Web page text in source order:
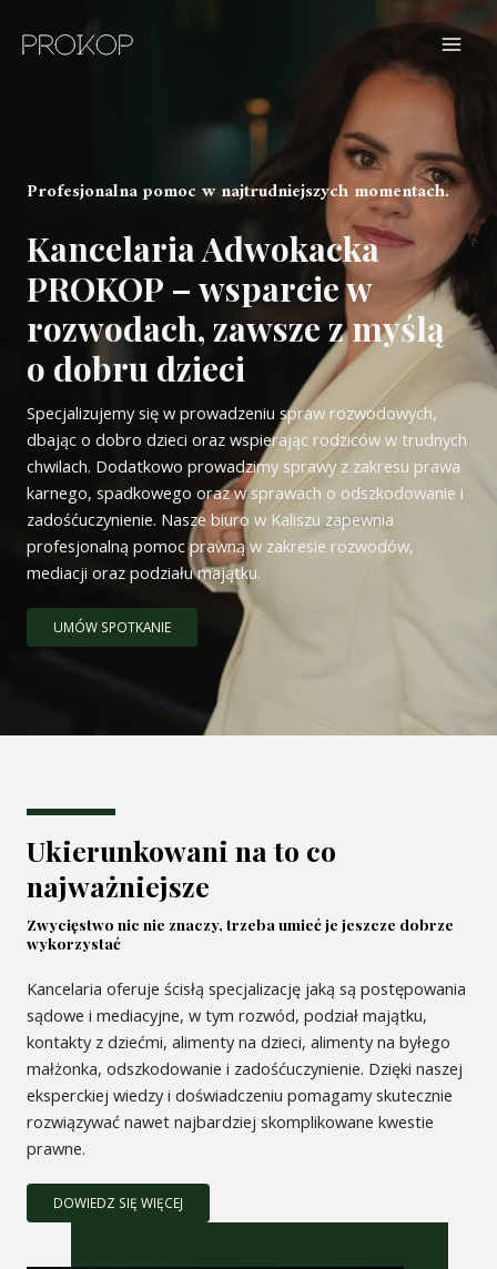
Profesjonalna pomoc w najtrudniejszych momentach.
Kancelaria Adwokacka
PROKOP – wsparcie w
rozwodach, zawsze z myślą
o dobru dzieci
Specjalizujemy się w prowadzeniu spraw rozwodowych,
dbając o dobro dzieci oraz wspierając rodziców w trudnych
chwilach. Dodatkowo prowadzimy sprawy z zakresu prawa
karnego, spadkowego oraz w sprawach o odszkodowanie i
zadośćuczynienie. Nasze biuro w Kaliszu zapewnia
profesjonalną pomoc prawną w zakresie rozwodów,
mediacji oraz podziału majątku.
UMÓW SPOTKANIE
Ukierunkowani na to co
najważniejsze
Zwycięstwo nic nie znaczy, trzeba umieć je jeszcze dobrze
wykorzystać
Kancelaria oferuje ścisłą specjalizację jaką są postępowania
sądowe i mediacyjne, w tym rozwód, podział majątku,
kontakty z dziećmi, alimenty na dzieci, alimenty na byłego
małżonka, odszkodowanie i zadośćuczynienie. Dzięki naszej
eksperckiej wiedzy i doświadczeniu pomagamy skutecznie
rozwiązywać nawet najbardziej skomplikowane kwestie
prawne.
DOWIEDZ SIĘ WIĘCEJ